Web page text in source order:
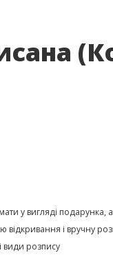
у вигляді
і вручну
види розпису